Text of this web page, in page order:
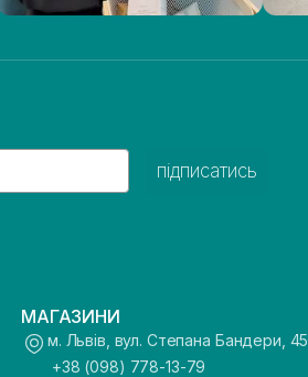
підписатись
МАГАЗИНИ
м. Львів, вул. Степана Бандери, 45
+38 (098) 778-13-79